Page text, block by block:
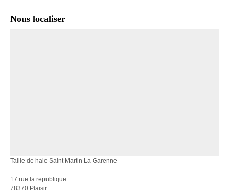
Nous localiser
Taille de haie Saint Martin La Garenne
17 rue la republique
78370 Plaisir